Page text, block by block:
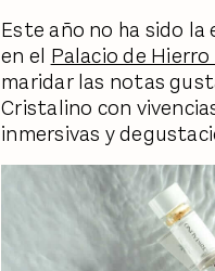
Este año no ha sido la
en el Palacio de
maridar las notas
Cristalino con
inmersivas y